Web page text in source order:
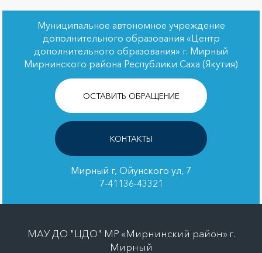
Муниципальное автономное учреждение
дополнительного образования «Центр
дополнительного образования» г. Мирный
Мирнинского района Республики Саха (Якутия)
ОСТАВИТЬ ОБРАЩЕНИЕ
КОНТАКТЫ
Мирный г, Ойунского ул, 7
7-41136-43321
МАУ ДО "ЦДО" МР «Мирнинский район» г.
Мирный